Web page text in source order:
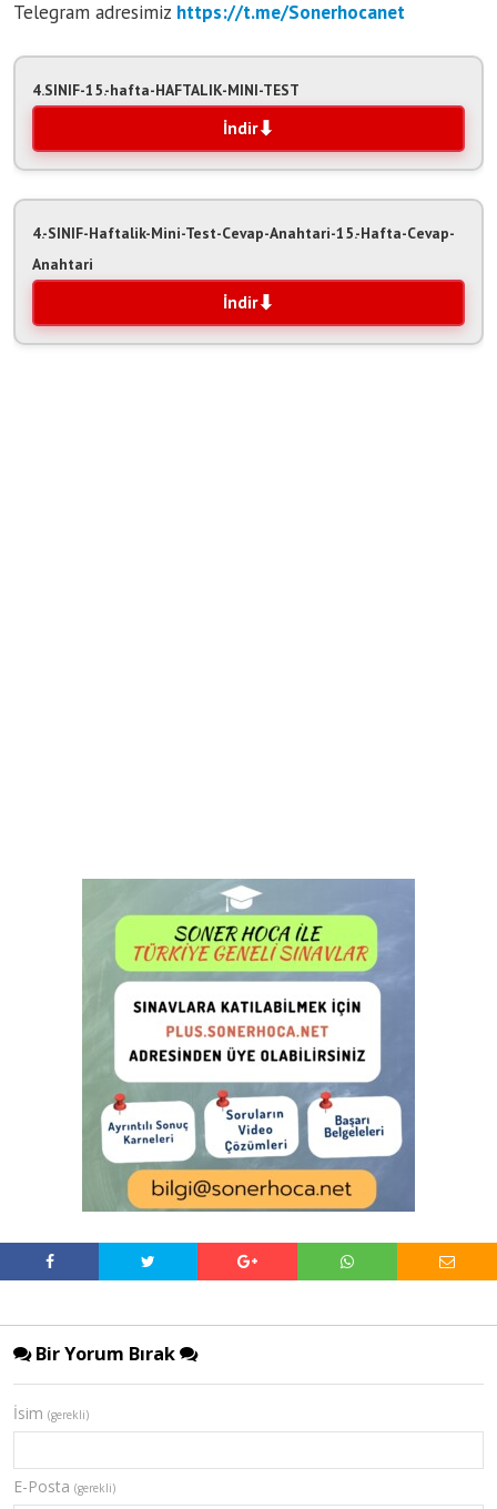
Telegram adresimiz https://t.me/Sonerhocanet
4.SINIF-15.-hafta-HAFTALIK-MINI-TEST
İndir
4.-SINIF-Haftalik-Mini-Test-Cevap-Anahtari-15.-Hafta-Cevap-
Anahtari
İndir
Bir Yorum Bırak
İsim (gerekli)
E-Posta (gerekli)